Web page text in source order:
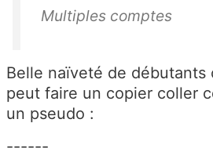
Multiples comptes
Belle naïveté de débutants
peut faire un copier coller
un pseudo :